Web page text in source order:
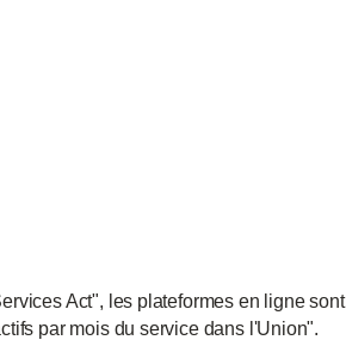
Act", les plateformes en ligne sont
par mois du service dans l'Union".